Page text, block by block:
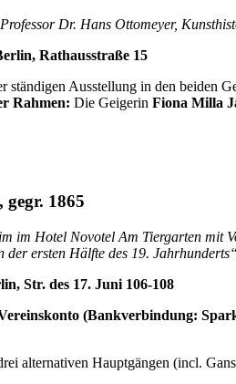
Dr. Hans Ottomeyer,
Rathausstraße 15
Ausstellung in den beiden
Rahmen: Die Geigerin Fiona Milla
gegr. 1865
im Hotel Novotel Am Tiergarten
ersten Hälfte des 19.
Str. des 17. Juni 106-108
(Bankverbindung:
alternativen Hauptgängen (incl.